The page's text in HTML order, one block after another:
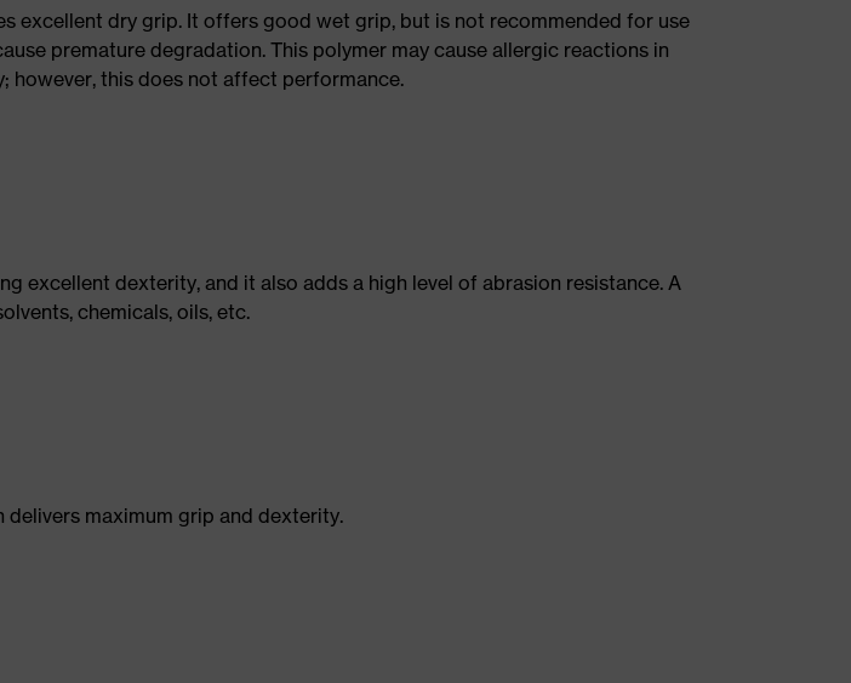
excellent dry grip. It offers good wet grip, but is not recommended for use
premature degradation. This polymer may cause allergic reactions in
however, this does not affect performance.
excellent dexterity, and it also adds a high level of abrasion resistance. A
chemicals, oils, etc.
maximum grip and dexterity.